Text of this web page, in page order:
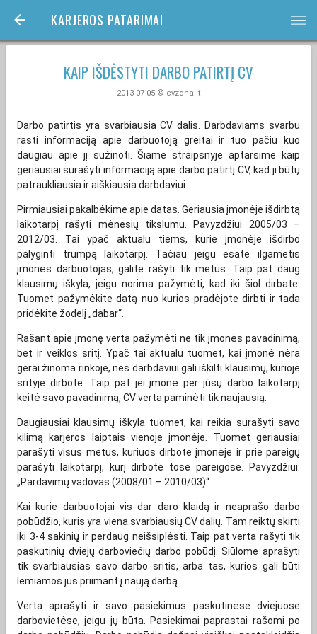
KARJEROS PATARIMAI bars
KAIP IŠDĖSTYTI DARBO PATIRTĮ CV
2013-07-05 © cvzona.lt
Darbo patirtis yra svarbiausia CV dalis. Darbdaviams svarbu
rasti informaciją apie darbuotoją greitai ir tuo pačiu kuo
daugiau apie jį sužinoti. Šiame straipsnyje aptarsime kaip
geriausiai surašyti informaciją apie darbo patirtį CV, kad ji būtų
patraukliausia ir aiškiausia darbdaviui.
Pirmiausiai pakalbėkime apie datas. Geriausia įmonėje išdirbtą
laikotarpį rašyti mėnesių tikslumu. Pavyzdžiui 2005/03 –
2012/03. Tai ypač aktualu tiems, kurie įmonėje išdirbo
palyginti trumpą laikotarpį. Tačiau jeigu esate ilgametis
įmonės darbuotojas, galite rašyti tik metus. Taip pat daug
klausimų iškyla, jeigu norima pažymėti, kad iki šiol dirbate.
Tuomet pažymėkite datą nuo kurios pradėjote dirbti ir tada
pridėkite žodelį „dabar“.
Rašant apie įmonę verta pažymėti ne tik įmonės pavadinimą,
bet ir veiklos sritį. Ypač tai aktualu tuomet, kai įmonė nėra
gerai žinoma rinkoje, nes darbdaviui gali iškilti klausimų, kurioje
srityje dirbote. Taip pat jei įmonė per jūsų darbo laikotarpį
keitė savo pavadinimą, CV verta paminėti tik naujausią.
Daugiausiai klausimų iškyla tuomet, kai reikia surašyti savo
kilimą karjeros laiptais vienoje įmonėje. Tuomet geriausiai
parašyti visus metus, kuriuos dirbote įmonėje ir prie pareigų
parašyti laikotarpį, kurį dirbote tose pareigose. Pavyzdžiui:
„Pardavimų vadovas (2008/01 – 2010/03)“.
Kai kurie darbuotojai vis dar daro klaidą ir neaprašo darbo
pobūdžio, kuris yra viena svarbiausių CV dalių. Tam reiktų skirti
iki 3-4 sakinių ir perdaug neišsiplėsti. Taip pat verta rašyti tik
paskutinių dviejų darboviečių darbo pobūdį. Siūlome aprašyti
tik svarbiausias savo darbo sritis, arba tas, kurios gali būti
lemiamos jus priimant į naują darbą.
Verta aprašyti ir savo pasiekimus paskutinėse dviejuose
darbovietėse, jeigu jų būta. Pasiekimai paprastai rašomi po